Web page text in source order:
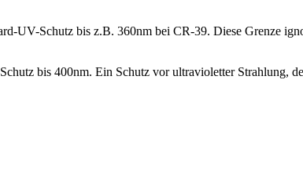
UV-Schutz bis z.B. 360nm bei CR-39. Diese Grenze
bis 400nm. Ein Schutz vor ultravioletter Strahlung,